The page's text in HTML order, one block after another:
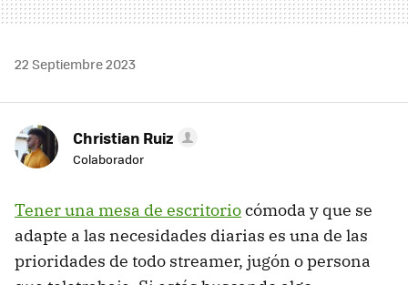
22 Septiembre 2023
Christian Ruiz
Colaborador
Tener una mesa de escritoriocómoda y que se
adapte a las necesidades diarias es una de las
prioridades de todo streamer, jugón o persona